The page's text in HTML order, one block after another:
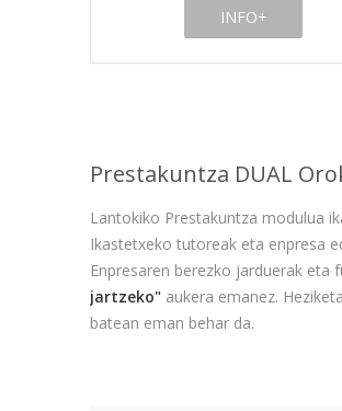
INFO+
Prestakuntza DUAL
Lantokiko Prestakuntza modulua
Ikastetxeko tutoreak eta enpresa
Enpresaren berezko jarduerak
jartzeko" aukera emanez.
batean eman behar da.